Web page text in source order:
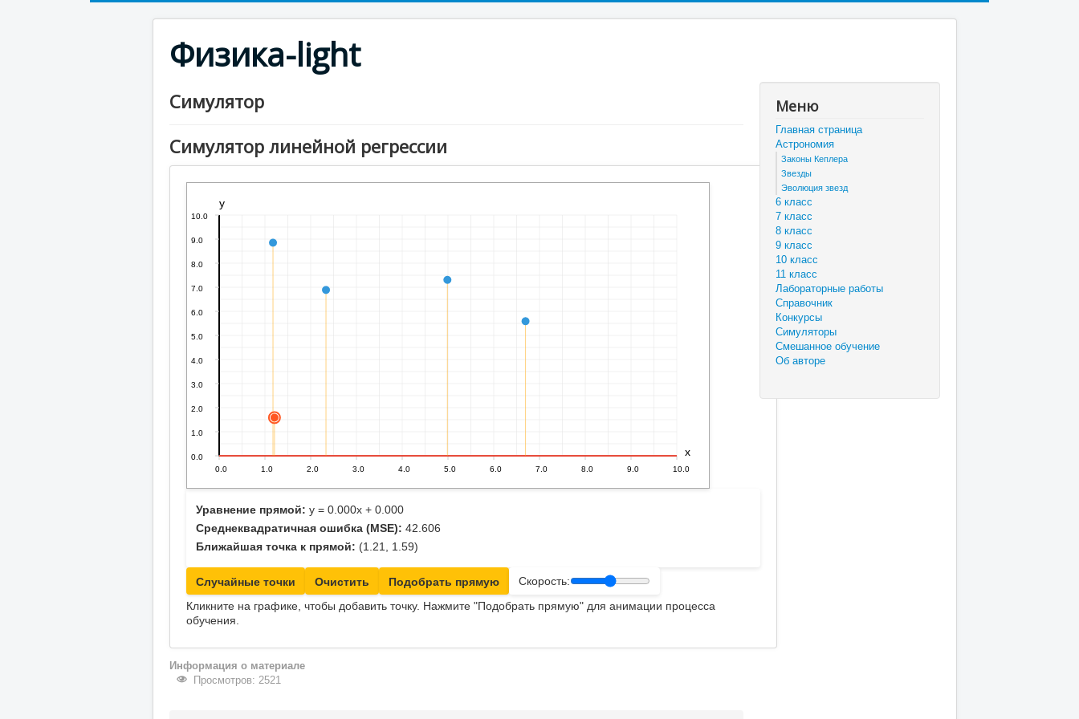
Физика-light
Симулятор
Симулятор линейной регрессии
Уравнение прямой: y = 0.000x + 0.000
Среднеквадратичная ошибка (MSE): 42.606
Ближайшая точка к прямой: (1.21, 1.59)
Случайные точки Очистить Подобрать прямую
Скорость:
Кликните на графике, чтобы добавить точку. Нажмите "Подобрать прямую" для анимации процесса
обучения.
Информация о материале
Просмотров: 2521
Меню
Главная страница
Астрономия
Законы Кеплера
Звезды
Эволюция звезд
6 класс
7 класс
8 класс
9 класс
10 класс
11 класс
Лабораторные работы
Справочник
Конкурсы
Симуляторы
Смешанное обучение
Об авторе